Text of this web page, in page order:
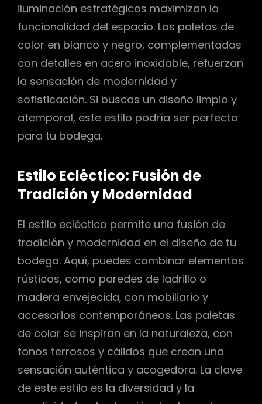
iluminación estratégicos maximizan la
funcionalidad del espacio. Las paletas de
color en blanco y negro, complementadas
con detalles en acero inoxidable, refuerzan
la sensación de modernidad y
sofisticación. Si buscas un diseño limpio y
atemporal, este estilo podría ser perfecto
para tu bodega.
Estilo Ecléctico: Fusión de
Tradición y Modernidad
El estilo ecléctico permite una fusión de
tradición y modernidad en el diseño de tu
bodega. Aquí, puedes combinar elementos
rústicos, como paredes de ladrillo o
madera envejecida, con mobiliario y
accesorios contemporáneos. Las paletas
de color se inspiran en la naturaleza, con
tonos terrosos y cálidos que crean una
sensación auténtica y acogedora. La clave
de este estilo es la diversidad y la